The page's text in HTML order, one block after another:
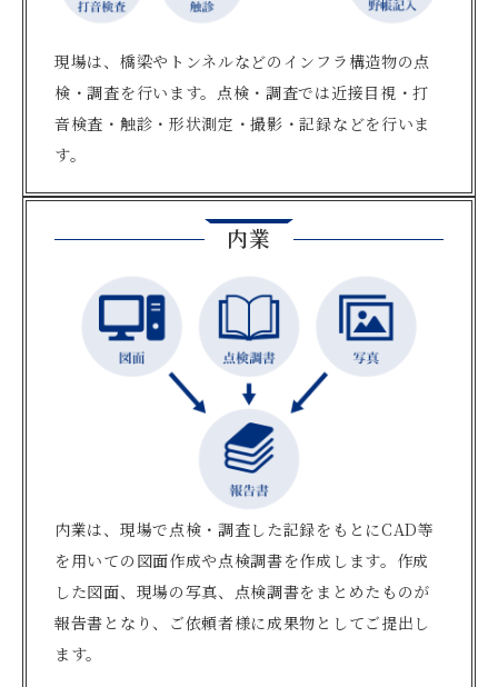
現場は、橋梁やトンネルなどのインフラ構造物の点
検・調査を行います。点検・調査では近接目視・打
音検査・触診・形状測定・撮影・記録などを行いま
す。
内業
内業は、現場で点検・調査した記録をもとにCAD等
を用いての図面作成や点検調書を作成します。作成
した図面、現場の写真、点検調書をまとめたものが
報告書となり、ご依頼者様に成果物としてご提出し
ます。